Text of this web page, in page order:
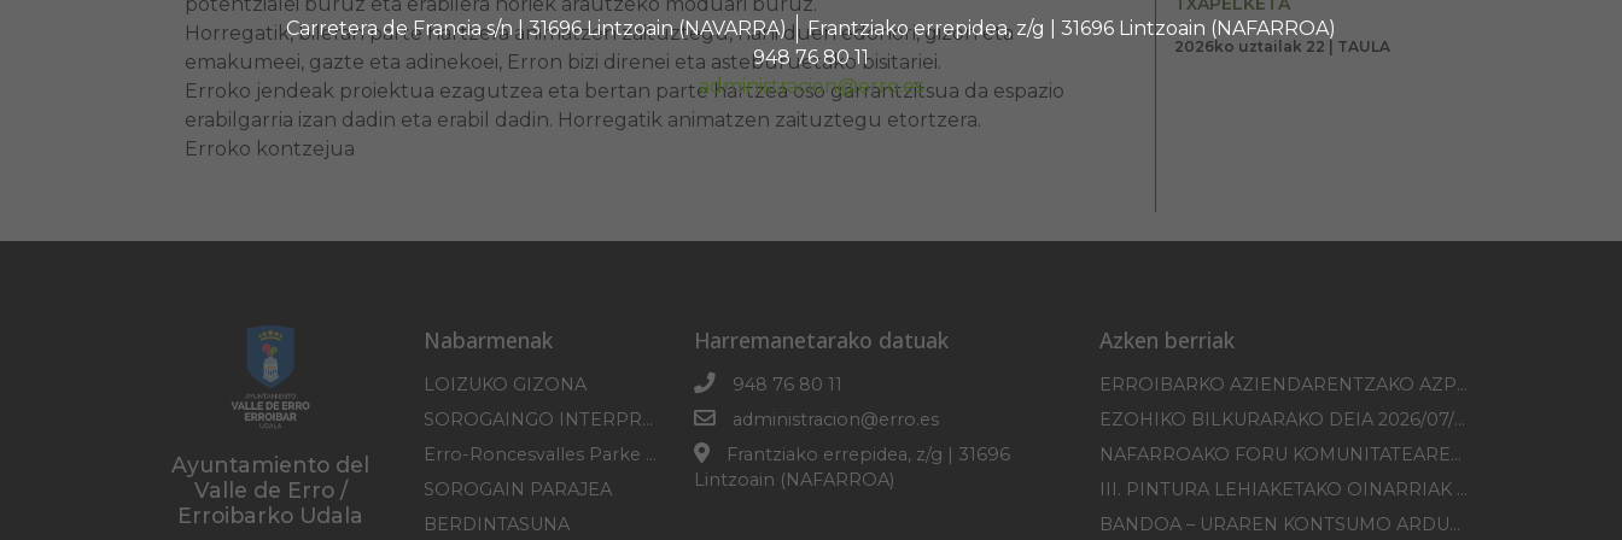
Carretera de Francia s/n | 31696 Lintzoain (NAVARRA)
Frantziako errepidea, z/g | 31696 Lintzoain (NAFARROA)
948 76 80 11
administracion@erro.es
Horregatik, bileran parte hartzera animatzen zaituztegu, nahi duen edonori, gizon eta
emakumeei, gazte eta adinekoei, Erron bizi direnei eta asteburuetako bisitariei.
Erroko jendeak proiektua ezagutzea eta bertan parte hartzea oso garrantzitsua da espazio
erabilgarria izan dadin eta erabil dadin. Horregatik animatzen zaituztegu etortzera.
Erroko kontzejua
2026ko uztailak 22 | TAULA
Ayuntamiento del
Valle de Erro /
Erroibarko Udala
Nabarmenak
LOIZUKO GIZONA
SOROGAINGO INTERPRETAZIO ZENTROA
Erro-Roncesvalles Parke Mikologikoa
SOROGAIN PARAJEA
BERDINTASUNA
Harremanetarako datuak
948 76 80 11
administracion@erro.es
Frantziako errepidea, z/g | 31696
Lintzoain (NAFARROA)
Azken berriak
ERROIBARKO AZIENDARENTZAKO AZPIEGITUREN HOBEKUNTZA 2025-2026 KANPAINA
EZOHIKO BILKURARAKO DEIA 2026/07/30
NAFARROAKO FORU KOMUNITATEAREN XXI. ERREMONTE PROFESIONALEKO TXAPELKETA
III. PINTURA LEHIAKETAKO OINARRIAK – ERROIBARKO EGUNA
BANDOA – URAREN KONTSUMO ARDURATSUA